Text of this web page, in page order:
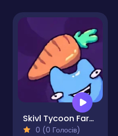
Skivl Tycoon Farm Magnat
0 (0 Голосів)